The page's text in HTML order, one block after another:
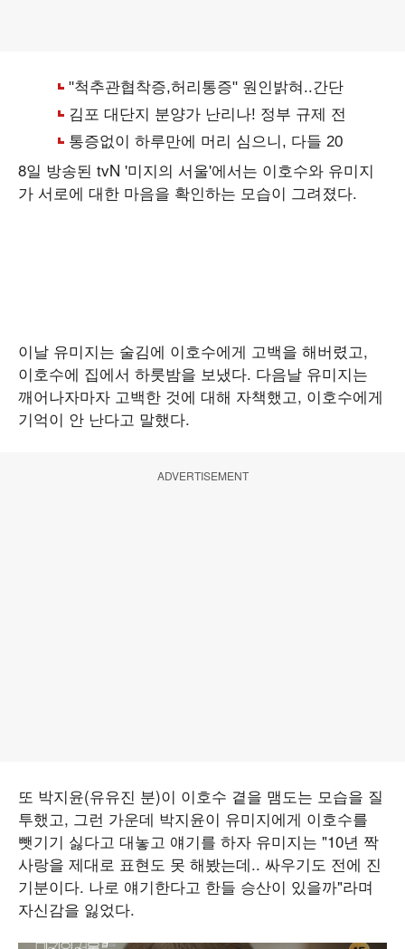
8일 방송된 tvN '미지의 서울'에서는 이호수와 유미지
가 서로에 대한 마음을 확인하는 모습이 그려졌다.
이날 유미지는 술김에 이호수에게 고백을 해버렸고,
이호수에 집에서 하룻밤을 보냈다. 다음날 유미지는
깨어나자마자 고백한 것에 대해 자책했고, 이호수에게
기억이 안 난다고 말했다.
ADVERTISEMENT
또 박지윤(유유진 분)이 이호수 곁을 맴도는 모습을 질
투했고, 그런 가운데 박지윤이 유미지에게 이호수를
뺏기기 싫다고 대놓고 얘기를 하자 유미지는 "10년 짝
사랑을 제대로 표현도 못 해봤는데.. 싸우기도 전에 진
기분이다. 나로 얘기한다고 한들 승산이 있을까"라며
자신감을 잃었다.